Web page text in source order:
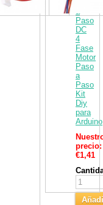
a
Paso
DC
4
Fase
Motor
Paso
a
Paso
Kit
Diy
para
Arduino
precio:
€1,41